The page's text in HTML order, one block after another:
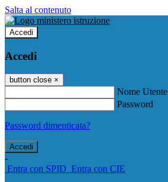
Salta al contenuto
Accedi
Accedi
button close ×
Nome Utente
Password
Password dimenticata?
-
Entra con SPID Entra con CIE